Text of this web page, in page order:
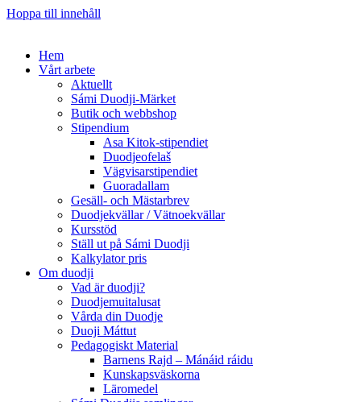
Hoppa till innehåll
Hem
Vårt arbete
Aktuellt
Sámi Duodji-Märket
Butik och webbshop
Stipendium
Asa Kitok-stipendiet
Duodjeofelaš
Vägvisarstipendiet
Guoradallam
Gesäll- och Mästarbrev
Duodjekvällar / Vätnoekvällar
Kursstöd
Ställ ut på Sámi Duodji
Kalkylator pris
Om duodji
Vad är duodji?
Duodjemuitalusat
Vårda din Duodje
Duoji Máttut
Pedagogiskt Material
Barnens Rajd – Mánáid ráidu
Kunskapsväskorna
Läromedel